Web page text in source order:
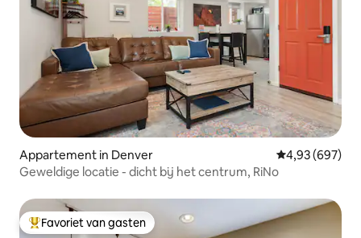
Appartement in Denver Gemiddelde
4,93 (697)
Geweldige locatie - dicht bij het centrum, RiNo
Topfavoriet van gasten
Favoriet van gasten